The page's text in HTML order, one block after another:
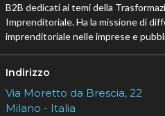
B2B dedicati ai temi della
Imprenditoriale. Ha la missione di
imprenditoriale nelle imprese e
Indirizzo
Via Moretto da Brescia, 22
Milano - Italia